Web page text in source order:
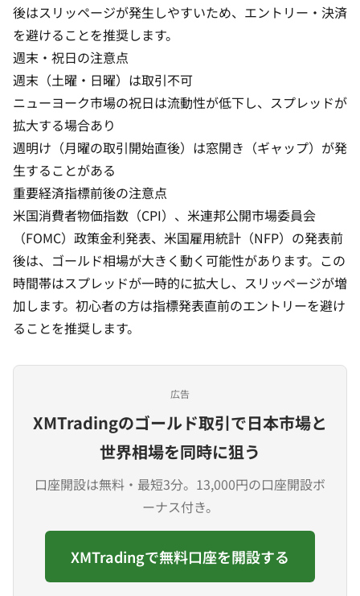
後はスリッページが発生しやすいため、エントリー・決済
を避けることを推奨します。
週末・祝日の注意点
週末（土曜・日曜）は取引不可
ニューヨーク市場の祝日は流動性が低下し、スプレッドが
拡大する場合あり
週明け（月曜の取引開始直後）は窓開き（ギャップ）が発
生することがある
重要経済指標前後の注意点
米国消費者物価指数（CPI）、米連邦公開市場委員会
（FOMC）政策金利発表、米国雇用統計（NFP）の発表前
後は、ゴールド相場が大きく動く可能性があります。この
時間帯はスプレッドが一時的に拡大し、スリッページが増
加します。初心者の方は指標発表直前のエントリーを避け
ることを推奨します。
広告
XMTradingのゴールド取引で日本市場と
世界相場を同時に狙う
口座開設は無料・最短3分。13,000円の口座開設ボ
ーナス付き。
XMTradingで無料口座を開設する